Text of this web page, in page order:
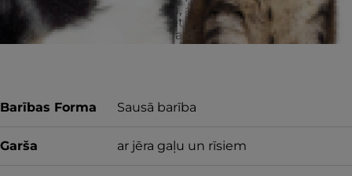
iegādāto produktu, atgrieziet neizlietoto
barību pirkuma vietā, lai saņemtu pilnu
naudas atmaksu vai apmainītu produktu.
Barības Forma Sausā barība
Garša ar jēra gaļu un rīsiem